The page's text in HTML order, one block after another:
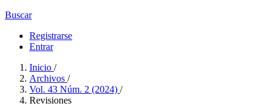
Buscar
Registrarse
Entrar
Inicio /
Archivos /
Vol. 43 Núm. 2 (2024) /
Revisiones